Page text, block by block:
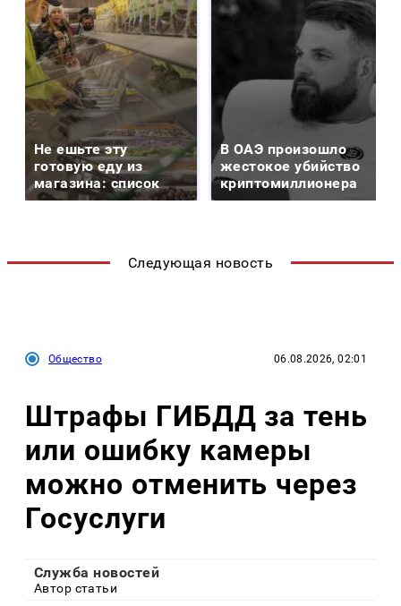
Не ешьте эту
готовую еду из
магазина: список
В ОАЭ произошло
жестокое убийство
криптомиллионера
Следующая новость
Общество 06.08.2026, 02:01
Штрафы ГИБДД за тень
или ошибку камеры
можно отменить через
Госуслуги
Служба новостей
Автор статьи